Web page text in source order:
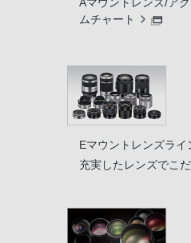
Aマウントレンズ/ア
ムチャート
Eマウントレンズライ
充実したレンズでこ